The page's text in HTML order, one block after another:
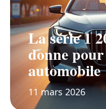
La série 1
donne
automobile
11 mars 2026